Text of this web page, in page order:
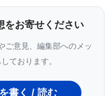
。抗ウイルス性という
質の創出にコンピュー
唆している。
既存の抗ウイルス剤に
をお寄せください
ご意見、編集部へのメッ
ております。
書く / 読む